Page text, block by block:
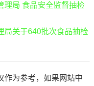
理局 食品安全监督抽检
局关于640批次食品抽检
作为参考，如果网站中